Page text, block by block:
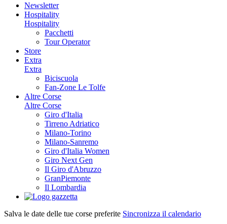
Newsletter
Hospitality
Hospitality
Pacchetti
Tour Operator
Store
Extra
Extra
Biciscuola
Fan-Zone Le Tolfe
Altre Corse
Altre Corse
Giro d'Italia
Tirreno Adriatico
Milano-Torino
Milano-Sanremo
Giro d'Italia Women
Giro Next Gen
Il Giro d'Abruzzo
GranPiemonte
Il Lombardia
Salva le date delle tue corse preferite Sincronizza il calendario